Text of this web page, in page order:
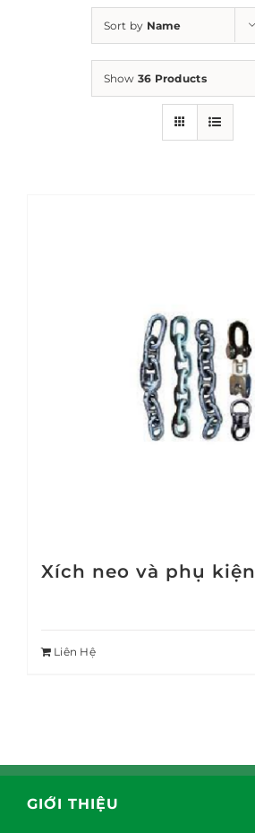
Sort by Name
Show 36 Products
Xích neo và phụ kiện
Liên Hệ
GIỚI THIỆU